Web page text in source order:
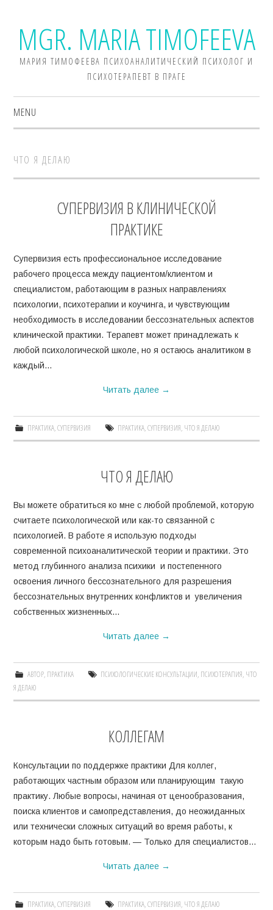
MGR. MARIA TIMOFEEVA
МАРИЯ ТИМОФЕЕВА ПСИХОАНАЛИТИЧЕСКИЙ ПСИХОЛОГ И
ПСИХОТЕРАПЕВТ В ПРАГЕ
MENU
ВОПРОСЫ
КОНТАКТЫ
КОЛЛЕГАМ
ЧТО Я ДЕЛАЮ
СУПЕРВИЗИЯ В КЛИНИЧЕСКОЙ
ПРАКТИКЕ
Супервизия есть профессиональное исследование
рабочего процесса между пациентом/клиентом и
специалистом, работающим в разных направлениях
психологии, психотерапии и коучинга, и чувствующим
необходимость в исследовании бессознательных аспектов
клинической практики. Терапевт может принадлежать к
любой психологической школе, но я остаюсь аналитиком в
каждый…
Читать далее →
ПРАКТИКА,СУПЕРВИЗИЯ ПРАКТИКА,СУПЕРВИЗИЯ, ЧТО Я ДЕЛАЮ
ЧТО Я ДЕЛАЮ
Вы можете обратиться ко мне с любой проблемой, которую
считаете психологической или как-то связанной с
психологией. В работе я использую подходы
современной психоаналитической теории и практики. Это
метод глубинного анализа психики и постепенного
освоения личного бессознательного для разрешения
бессознательных внутренних конфликтов и увеличения
собственных жизненных…
Читать далее →
АВТОР, ПРАКТИКА ПСИХОЛОГИЧЕСКИЕ КОНСУЛЬТАЦИИ, ПСИХОТЕРАПИЯ, ЧТО
Я ДЕЛАЮ
КОЛЛЕГАМ
Консультации по поддержке практики Для коллег,
работающих частным образом или планирующим такую
практику. Любые вопросы, начиная от ценообразования,
поиска клиентов и самопредставления, до неожиданных
или технически сложных ситуаций во время работы, к
которым надо быть готовым. — Только для специалистов…
Читать далее →
ПРАКТИКА,СУПЕРВИЗИЯ ПРАКТИКА,СУПЕРВИЗИЯ, ЧТО Я ДЕЛАЮ